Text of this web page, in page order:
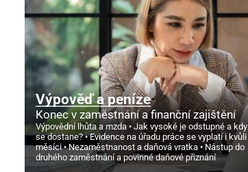
Výpověď a peníze
Konec v zaměstnání a finanční zajištění
Výpovědní lhůta a mzda
Jak vysoké je odstupné a kdy
se dostane?
Evidence na úřadu práce se vyplatí i kvůli
měsíci
Nezaměstnanost a daňová vratka
Nástup do
druhého zaměstnání a povinné daňové přiznání